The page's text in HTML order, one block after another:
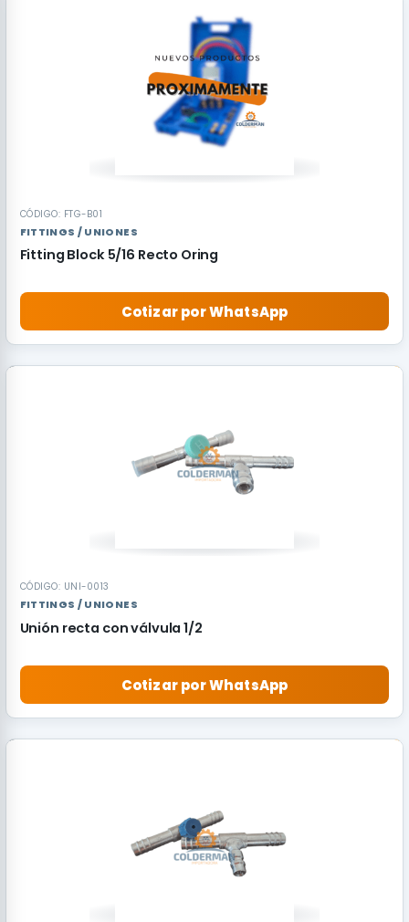
CÓDIGO: FTG-B01
FITTINGS / UNIONES
Fitting Block 5/16 Recto Oring
Cotizar por WhatsApp
CÓDIGO: UNI-0013
FITTINGS / UNIONES
Unión recta con válvula 1/2
Cotizar por WhatsApp